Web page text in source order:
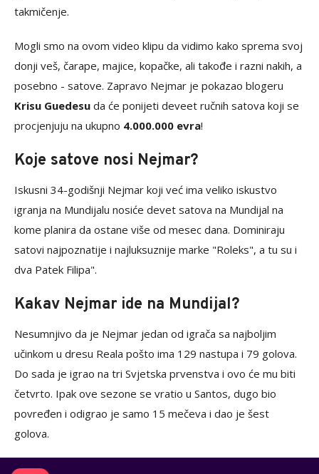
takmičenje.
Mogli smo na ovom video klipu da vidimo kako sprema svoj
donji veš, čarape, majice, kopačke, ali takođe i razni nakih, a
posebno - satove. Zapravo Nejmar je pokazao blogeru
Krisu Guedesu da će ponijeti deveet ručnih satova koji se
procjenjuju na ukupno 4.000.000 evra!
Koje satove nosi Nejmar?
Iskusni 34-godišnji Nejmar koji već ima veliko iskustvo
igranja na Mundijalu nosiće devet satova na Mundijal na
kome planira da ostane više od mesec dana. Dominiraju
satovi najpoznatije i najluksuznije marke "Roleks", a tu su i
dva Patek Filipa".
Kakav Nejmar ide na Mundijal?
Nesumnjivo da je Nejmar jedan od igrača sa najboljim
učinkom u dresu Reala pošto ima 129 nastupa i 79 golova.
Do sada je igrao na tri Svjetska prvenstva i ovo će mu biti
četvrto. Ipak ove sezone se vratio u Santos, dugo bio
povređen i odigrao je samo 15 mečeva i dao je šest
golova.